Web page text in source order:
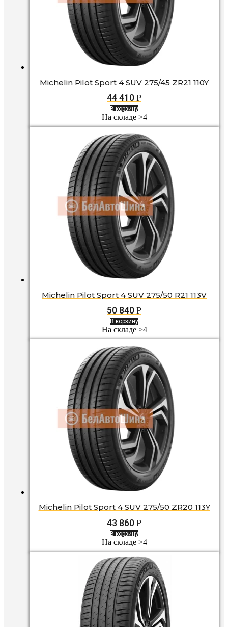
Michelin Pilot Sport 4 SUV 275/45 ZR21 110Y
44 410 Р
В корзину
На складе >4
Michelin Pilot Sport 4 SUV 275/50 R21 113V
50 840 Р
В корзину
На складе >4
Michelin Pilot Sport 4 SUV 275/50 ZR20 113Y
43 860 Р
В корзину
На складе >4